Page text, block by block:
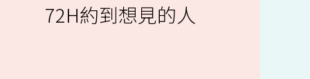
72H約到想見的人